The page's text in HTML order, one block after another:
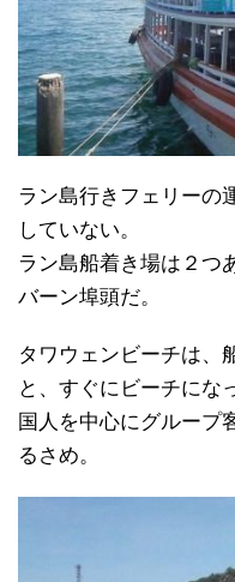
ラン島行きフェリーの
していない。
ラン島船着き場は２つ
バーン埠頭だ。
タワウェンビーチは、
と、すぐにビーチにな
国人を中心にグループ
るさめ。